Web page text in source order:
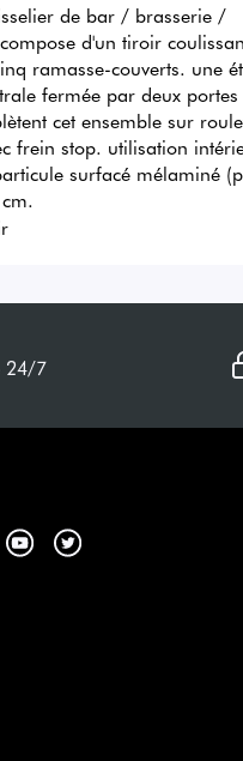
de bar / brasserie /
d'un tiroir
ramasse-couverts. une
fermée par deux portes
cet ensemble sur
frein stop. utilisation
surfacé mélaminé
24/7